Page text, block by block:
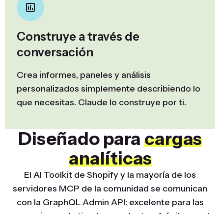
Construye a través de
conversación
Crea informes, paneles y análisis
personalizados simplemente describiendo lo
que necesitas. Claude lo construye por ti.
Diseñado para cargas
analíticas
El AI Toolkit de Shopify y la mayoría de los
servidores MCP de la comunidad se comunican
con la GraphQL Admin API: excelente para las